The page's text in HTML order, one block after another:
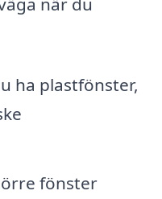
ha plastfönster,
fönster